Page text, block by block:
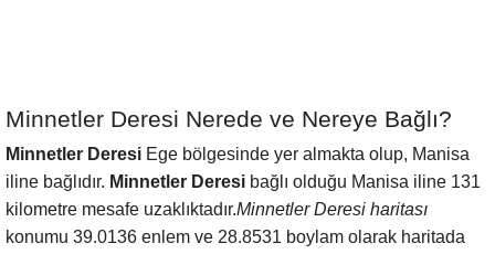
Minnetler Deresi Nerede ve Nereye Bağlı?
Minnetler Deresi Ege bölgesinde yer almakta olup, Manisa
iline bağlıdır. Minnetler Deresi bağlı olduğu Manisa iline 131
kilometre mesafe uzaklıktadır.Minnetler Deresi haritası
konumu 39.0136 enlem ve 28.8531 boylam olarak haritada